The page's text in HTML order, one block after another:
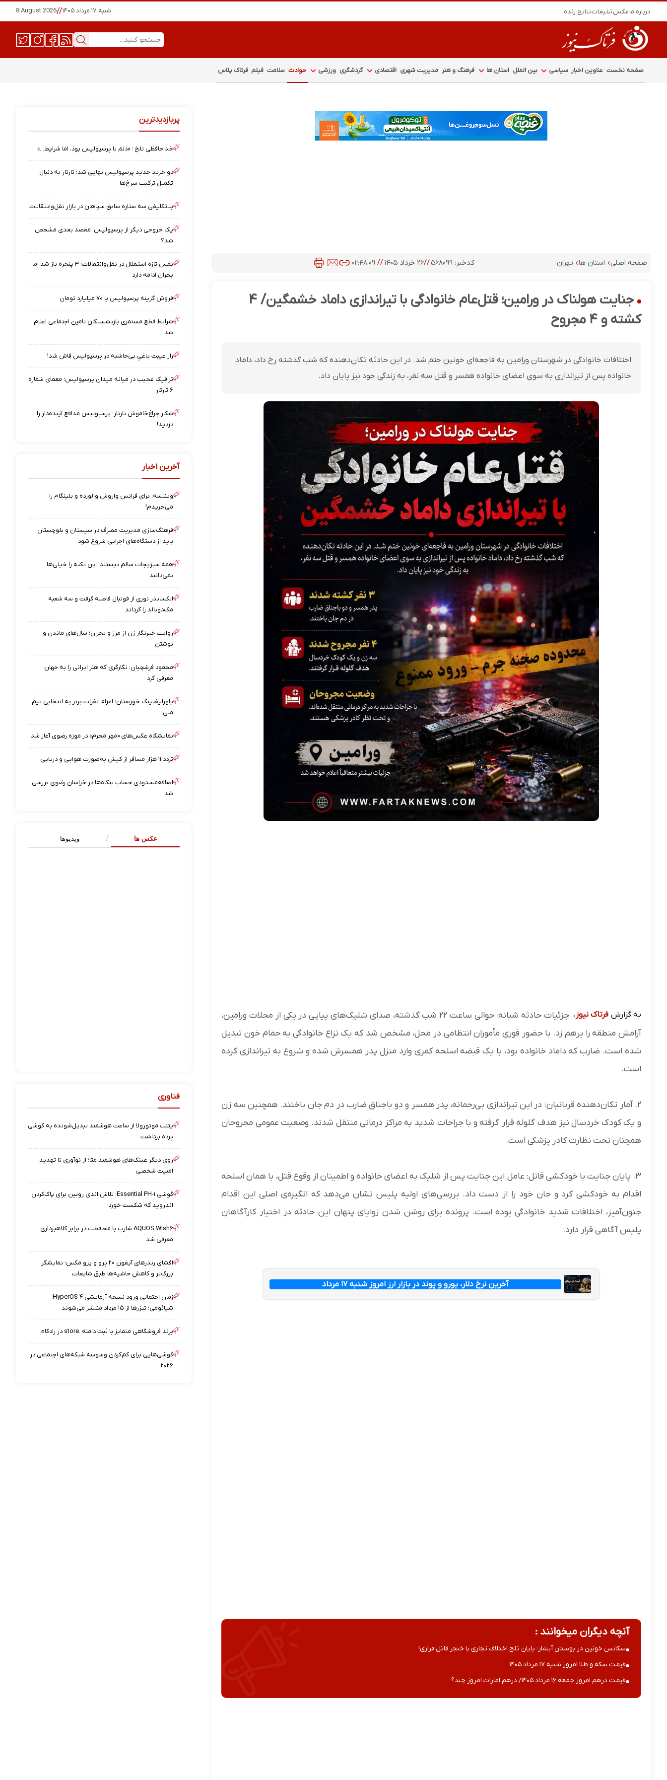
درباره ماعکستبلیغاتنتایج زنده شنبه ۱۷ مرداد ۱۴۰۵ //
8 August 2026
صفحه نخست عناوین اخبار سیاسی بین الملل استان ها فرهنگ و هنر مدیریت شهری اقتصادی گردشگری ورزشی حوادث سلامت فیلم فرتاک پلاس
صفحه اصلی استان ها تهران کدخبر: ۵۶۸۰۹۹ //۲۶ خرداد ۱۴۰۵ // ۰۲:۴۸:۰۹
جنایت هولناک در ورامین؛ قتل‌عام خانوادگی با تیراندازی داماد خشمگین/ ۴
کشته و ۴ مجروح
اختلافات خانوادگی در شهرستان ورامین به فاجعه‌ای خونین ختم شد. در این حادثه تکان‌دهنده که شب گذشته رخ داد، داماد
خانواده پس از تیراندازی به سوی اعضای خانواده همسر و قتل سه نفر، به زندگی خود نیز پایان داد.
به گزارش فرتاک نیوز ،
جزئیات حادثه شبانه: حوالی ساعت ۲۲ شب گذشته، صدای شلیک‌های پیاپی در یکی از محلات ورامین،
آرامش منطقه را برهم زد. با حضور فوری مأموران انتظامی در محل، مشخص شد که یک نزاع خانوادگی به حمام خون تبدیل
شده است. ضارب که داماد خانواده بود، با یک قبضه اسلحه کمری وارد منزل پدر همسرش شده و شروع به تیراندازی کرده
است.
۲. آمار تکان‌دهنده قربانیان: در این تیراندازی بی‌رحمانه، پدر همسر و دو باجناق ضارب در دم جان باختند. همچنین سه زن
و یک کودک خردسال نیز هدف گلوله قرار گرفته و با جراحات شدید به مراکز درمانی منتقل شدند. وضعیت عمومی مجروحان
همچنان تحت نظارت کادر پزشکی است.
۳. پایان جنایت با خودکشی قاتل: عامل این جنایت پس از شلیک به اعضای خانواده و اطمینان از وقوع قتل، با همان اسلحه
اقدام به خودکشی کرد و جان خود را از دست داد. بررسی‌های اولیه پلیس نشان می‌دهد که انگیزه‌ی اصلی این اقدام
جنون‌آمیز، اختلافات شدید خانوادگی بوده است. پرونده برای روشن شدن زوایای پنهان این حادثه در اختیار کارآگاهان
پلیس آگاهی قرار دارد.
آخرین نرخ دلار، یورو و پوند در بازار ارز امروز شنبه ۱۷ مرداد
آنچه دیگران میخوانند :
سکانس خونین در بوستان آبشار؛ پایان تلخ اختلاف تجاری با خنجر قاتل فراری!
قیمت سکه و طلا امروز شنبه ۱۷ مرداد ۱۴۰۵
قیمت درهم امروز جمعه ۱۶ مرداد ۱۴۰۵/ درهم امارات امروز چند؟
پربازدیدترین
خداحافظی تلخ ؛ «دلم با پرسپولیس بود، اما شرایط…»
دو خرید جدید پرسپولیس نهایی شد؛ تارتار به دنبال
تکمیل ترکیب سرخ‌ها
بلاتکلیفی سه ستاره سابق سپاهان در بازار نقل‌وانتقالات
یک خروجی دیگر از پرسپولیس؛ مقصد بعدی مشخص
شد؟
نفس تازه استقلال در نقل‌وانتقالات؛ ۳ پنجره باز شد اما
بحران ادامه دارد
فروش گزینه پرسپولیس با ۷۰ میلیارد تومان
شرایط قطع مستمری بازنشستگان تامین اجتماعی اعلام
شد
راز غیبت یاغیِ بی‌حاشیه در پرسپولیس فاش شد!
ترافیک عجیب در میانه میدان پرسپولیس؛ معمای شماره
۶ تارتار
شکار چراغ‌خاموش تارتار؛ پرسپولیس مدافع آینده‌دار را
دزدید!
آخرین اخبار
وینتسه: برای فرانس واروش والورده و بلینگام را
می‌خریدم!
فرهنگ‌سازی مدیریت مصرف در سیستان و بلوچستان
باید از دستگاه‌های اجرایی شروع شود
همه سبزیجات سالم نیستند؛ این نکته را خیلی‌ها
نمی‌دانند
الکساندر نوری از فوتبال فاصله گرفت و سه شعبه
مک‌دونالد را گرداند
روایت خبرنگار زن از مرز و بحران؛ سال‌های ماندن و
نوشتن
محمود فرشچیان؛ نگارگری که هنر ایرانی را به جهان
معرفی کرد
پاورلیفتینگ خوزستان؛ اعزام نفرات برتر به انتخابی تیم
ملی
نمایشگاه عکس‌های «مهر محرم» در موزه رضوی آغاز شد
تردد ۱۱ هزار مسافر از کیش به‌صورت هوایی و دریایی
اضافه‌مسدودی حساب بنگاه‌ها در خراسان رضوی بررسی
شد
عکس ها ویدیوها
فناوری
پتنت موتورولا از ساعت هوشمند تبدیل‌شونده به گوشی
پرده برداشت
روی دیگر عینک‌های هوشمند متا؛ از نوآوری تا تهدید
امنیت شخصی
گوشی Essential PH-۱؛ تلاش اندی روبین برای پاک‌کردن
اندروید که شکست خورد
AQUOS Wish۶ شارپ با محافظت در برابر کلاهبرداری
معرفی شد
افشای رندرهای آیفون ۲۰ پرو و پرو مکس؛ نمایشگر
بزرگ‌تر و کاهش حاشیه‌ها طبق شایعات
زمان احتمالی ورود نسخه آزمایشی HyperOS ۴
شیائومی؛ تیزرها از ۱۵ مرداد منتشر می‌شوند
برند فروشگاهی متمایز با ثبت دامنه .store در رادکام
گوشی‌هایی برای کم‌کردن وسوسه شبکه‌های اجتماعی در
۲۰۲۶